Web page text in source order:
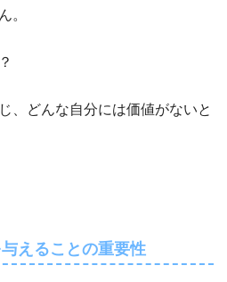
。
、どんな自分には価値がないと
えることの重要性